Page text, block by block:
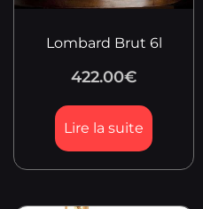
Lombard Brut 6l
422.00€
Lire la suite